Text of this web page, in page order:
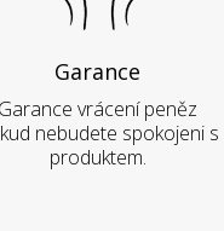
Garance
Garance vrácení peněz
nebudete spokojeni s
produktem.